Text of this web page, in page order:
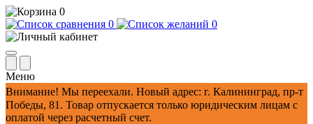
0
0
0
Меню
Внимание! Мы переехали. Новый адрес: г. Калининград, пр-т
Победы, 81. Товар отпускается только юридическим лицам с
оплатой через расчетный счет.